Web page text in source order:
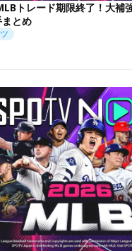
トレード期限終了！大補
とめ